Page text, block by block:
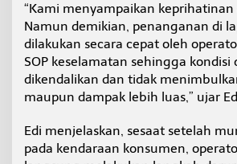
O
p
a
s
i
l
“Kami menyampaikan keprihatinan
Namun demikian, penanganan di
dilakukan secara cepat oleh
SOP keselamatan sehingga kondisi
dikendalikan dan tidak
maupun dampak lebih luas,” ujar
Edi menjelaskan, sesaat setelah
pada kendaraan konsumen,